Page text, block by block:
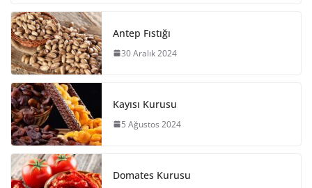
Antep Fıstığı
30 Aralık 2024
Kayısı Kurusu
5 Ağustos 2024
Domates Kurusu